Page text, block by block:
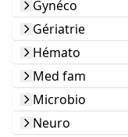
Gynéco
Gériatrie
Hémato
Med fam
Microbio
Neuro